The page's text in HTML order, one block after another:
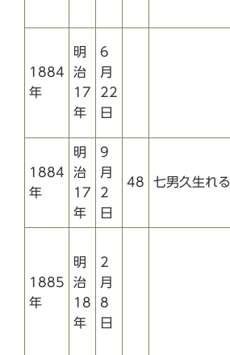
1884
年
明
治
17
年
6
月
22
日
1884
年
明
治
17
年
9
月
2
日
48 七男久生れる
1885
年
明
治
18
年
2
月
8
日